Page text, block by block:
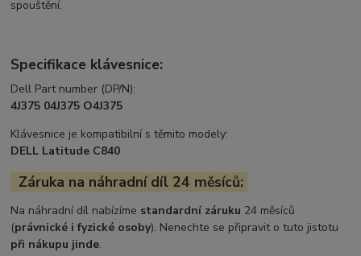
spouštění.
Specifikace klávesnice:
Dell Part number (DP/N):
4J375 04J375 O4J375
Klávesnice je kompatibilní s těmito modely:
DELL Latitude C840
Záruka na náhradní díl 24 měsíců:
Na náhradní díl nabízíme standardní záruku 24 měsíců
(právnické i fyzické osoby). Nenechte se připravit o tuto jistotu
při nákupu jinde.